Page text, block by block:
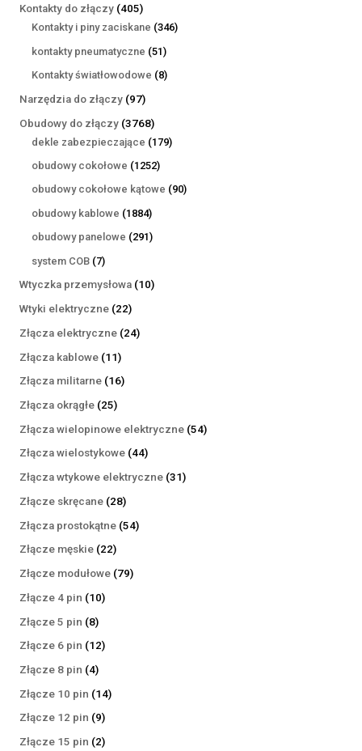
Kontakty do złączy 405405
produktów
Kontakty i piny zaciskane 346346
kontakty pneumatyczne 5151
produktów
Kontakty światłowodowe 88
Narzędzia do złączy 9797
produktów
Obudowy do złączy 37683768
produktów
dekle zabezpieczające 179179
obudowy cokołowe 12521252
produkty
obudowy cokołowe kątowe 9090
obudowy kablowe 18841884
produkty
obudowy panelowe 291291
system COB 77
produktów
Wtyczka przemysłowa 1010
Wtyki elektryczne 2222
produkty
Złącza elektryczne 2424
Złącza kablowe 1111
produktów
Złącza militarne 1616
Złącza okrągłe 2525
produktów
Złącza wielopinowe elektryczne 5454
Złącza wielostykowe 4444
produkty
Złącza wtykowe elektryczne 3131
Złącze skręcane 2828
produktów
Złącza prostokątne 5454
Złącze męskie 2222
produkty
Złącze modułowe 7979
Złącze 4 pin 1010
Złącze 5 pin 88
produktów
Złącze 6 pin 1212
Złącze 8 pin 44
produkty
Złącze 10 pin 1414
Złącze 12 pin 99
produktów
Złącze 15 pin 22